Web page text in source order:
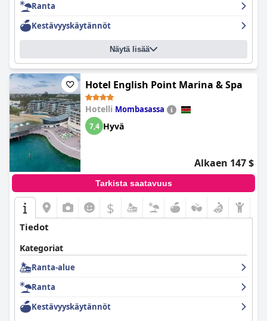
Ranta
Kestävyyskäytännöt
Näytä lisää
Hotel English Point Marina & Spa
Hotelli Mombasassa
7,4 Hyvä
Alkaen 147 $
Tarkista saatavuus
$
Tiedot
Kategoriat
Ranta-alue
Ranta
Kestävyyskäytännöt